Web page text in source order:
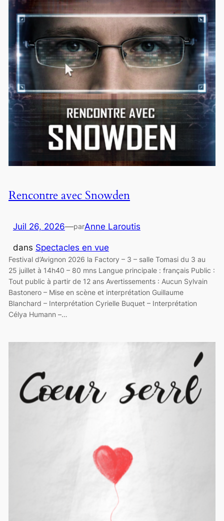
Rencontre avec Snowden
Juil 26, 2026—parAnne Laroutis
dans Spectacles en vue
Festival d’Avignon 2026 la Factory – 3 – salle Tomasi du 3 au
25 juillet à 14h40 – 80 mns Langue principale : français Public :
Tout public à partir de 12 ans Avertissements : Aucun Sylvain
Bastonero – Mise en scène et interprétation Guillaume
Blanchard – Interprétation Cyrielle Buquet – Interprétation
Célya Humann –…